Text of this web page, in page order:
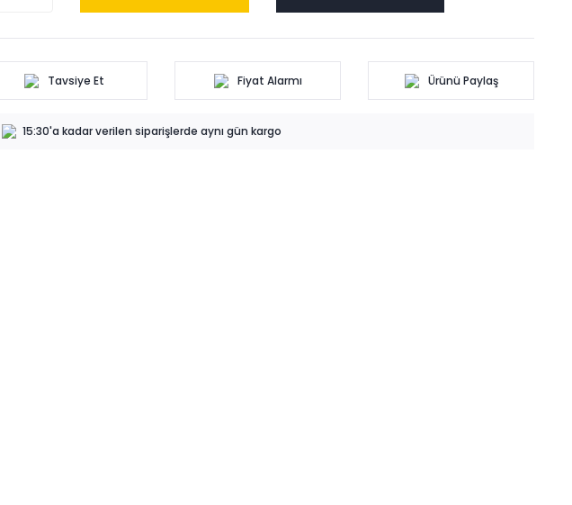
Tavsiye Et Fiyat Alarmı Ürünü Paylaş
15:30'a kadar verilen siparişlerde aynı gün kargo